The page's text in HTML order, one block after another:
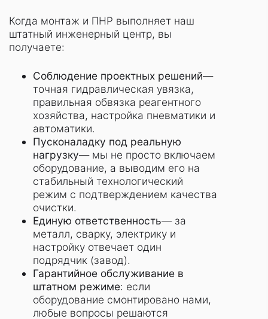
Когда монтаж и ПНР выполняет наш
штатный инженерный центр, вы
получаете:
Соблюдение проектных решений—
точная гидравлическая увязка,
правильная обвязка реагентного
хозяйства, настройка пневматики и
автоматики.
Пусконаладку под реальную
нагрузку— мы не просто включаем
оборудование, а выводим его на
стабильный технологический
режим с подтверждением качества
очистки.
Единую ответственность— за
металл, сварку, электрику и
настройку отвечает один
подрядчик (завод).
Гарантийное обслуживание в
штатном режиме: если
оборудование смонтировано нами,
любые вопросы решаются